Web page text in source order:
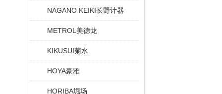
NAGANO KEIKI长野计器
METROL美德龙
KIKUSUI菊水
HOYA豪雅
HORIBA堀场